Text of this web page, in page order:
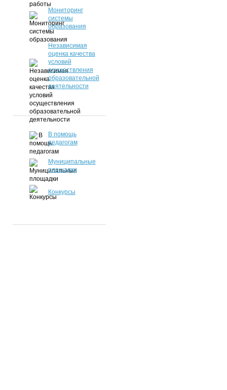
Мониторинг
системы
образования
Независимая
оценка качества
условий
осуществления
образовательной
деятельности
В помощь
педагогам
Муниципальные
площадки
Конкурсы